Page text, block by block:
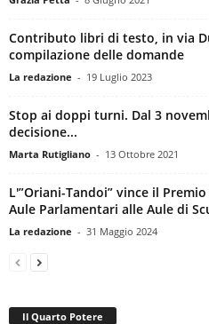
Contributo libri di testo, in via
compilazione delle domande
La redazione - 19 Luglio 2023
Stop ai doppi turni. Dal 3
decisione...
Marta Rutigliano - 13 Ottobre 2021
L'”Oriani-Tandoi” vince il
Aule Parlamentari alle Aule di
La redazione - 31 Maggio 2024
Il Quarto Potere